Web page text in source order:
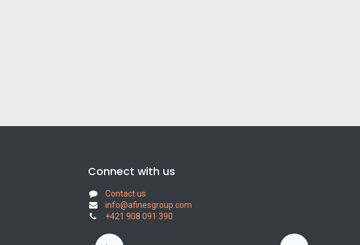
Connect with us
Contact us
info@afinesgroup.com
+421 908 091 390